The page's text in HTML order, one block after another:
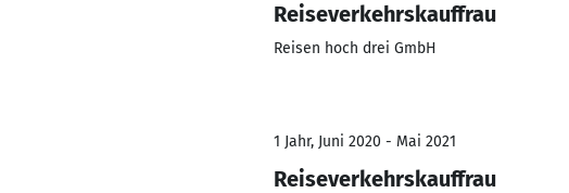
Reiseverkehrskauffrau
Reisen hoch drei GmbH
1 Jahr, Juni 2020 - Mai 2021
Reiseverkehrskauffrau